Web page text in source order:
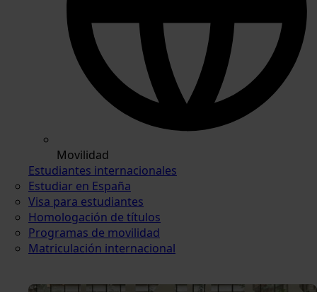
Movilidad
Estudiantes internacionales
Estudiar en España
Visa para estudiantes
Homologación de títulos
Programas de movilidad
Matriculación internacional